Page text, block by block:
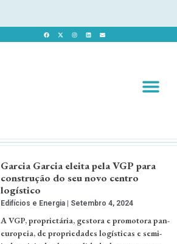
Garcia Garcia eleita pela VGP para
construção do seu novo centro
logístico
Edifícios e Energia Setembro 4, 2024
A VGP, proprietária, gestora e promotora pan-
europeia, de propriedades logísticas e semi-